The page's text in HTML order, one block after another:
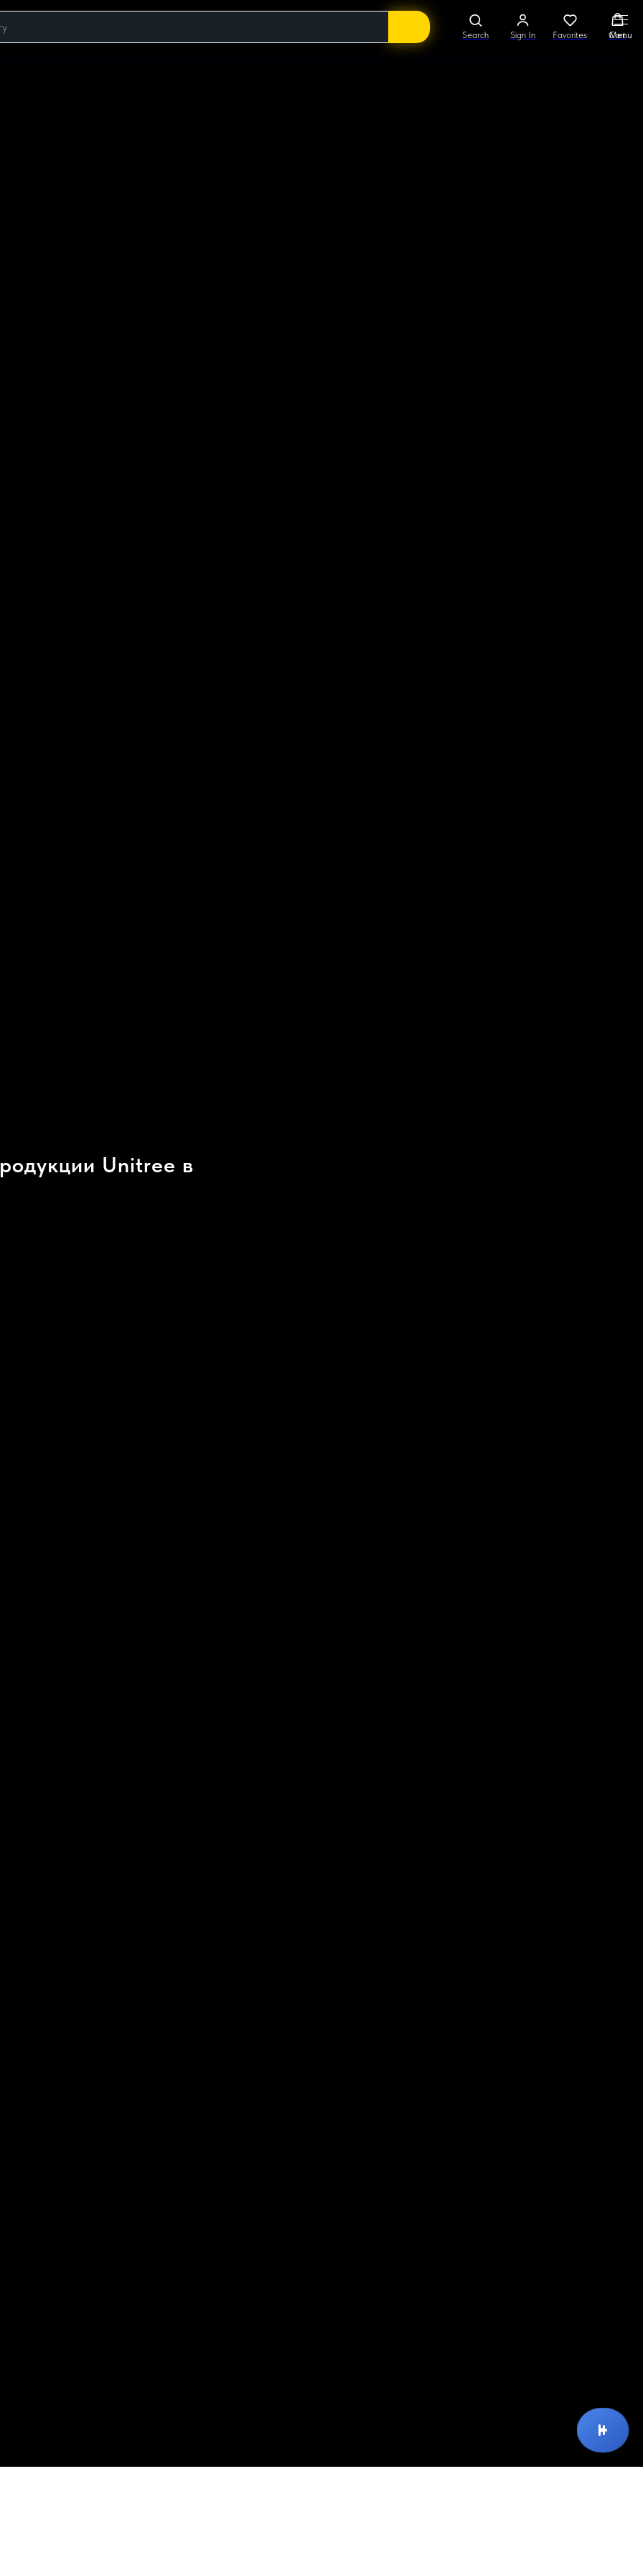
Search Sign In Favorites Cart
Menu
Unitree в